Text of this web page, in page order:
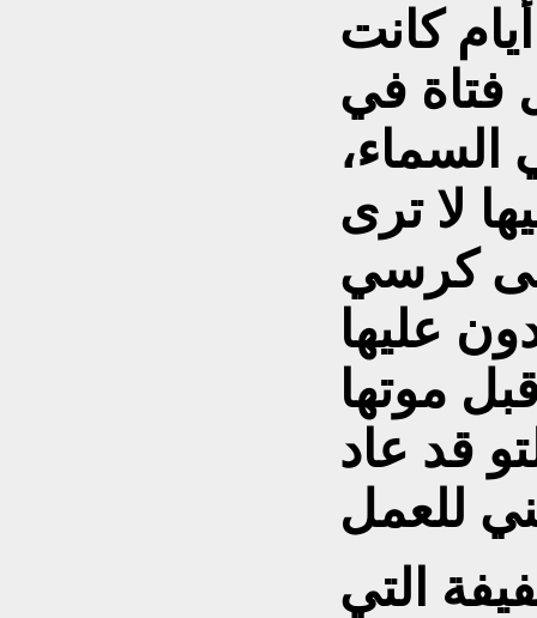
كانت
فتاة في
السماء،
لا ترى
كرسي
عليها
موتها
قد عاد
التي